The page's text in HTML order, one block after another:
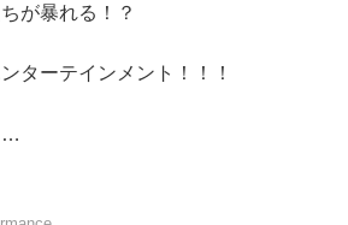
が暴れる！？
ターテインメント！！！
…